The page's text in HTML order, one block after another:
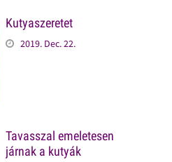
Kutyaszeretet
2019. Dec. 22.
Tavasszal emeletesen
járnak a kutyák